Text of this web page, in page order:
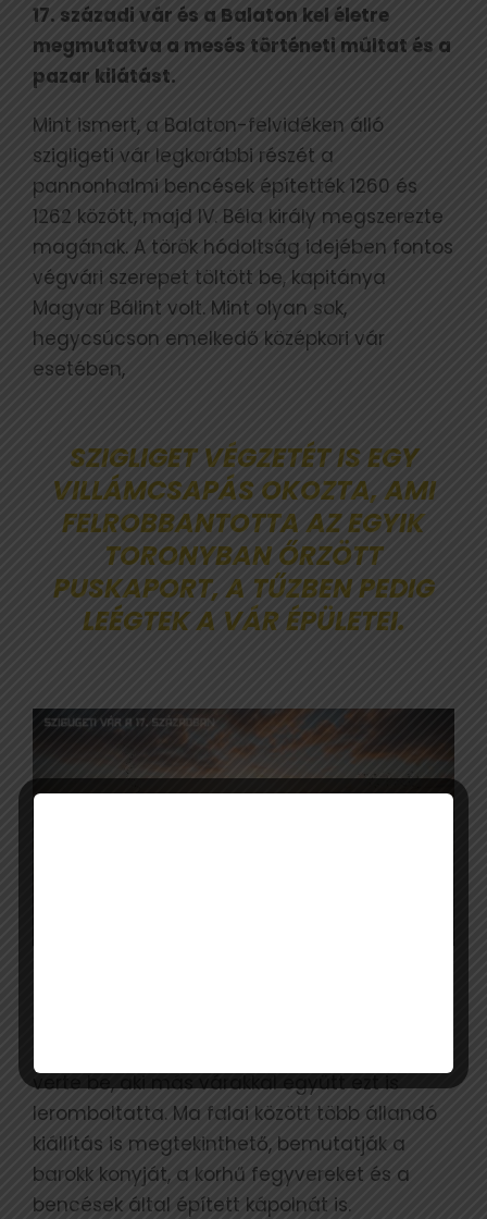
17. századi vár és a Balaton kel életre
megmutatva a mesés történeti múltat és a
pazar kilátást.
Mint ismert, a Balaton-felvidéken álló
szigligeti vár legkorábbi részét a
pannonhalmi bencések építették 1260 és
1262 között, majd IV. Béla király megszerezte
magának. A török hódoltság idejében fontos
végvári szerepet töltött be, kapitánya
Magyar Bálint volt. Mint olyan sok,
hegycsúcson emelkedő középkori vár
esetében,
SZIGLIGET VÉGZETÉT IS EGY
VILLÁMCSAPÁS OKOZTA, AMI
FELROBBANTOTTA AZ EGYIK
TORONYBAN ŐRZÖTT
PUSKAPORT, A TŰZBEN PEDIG
LEÉGTEK A VÁR ÉPÜLETEI.
verte be, aki más várakkal együtt ezt is
leromboltatta. Ma falai között több állandó
kiállítás is megtekinthető, bemutatják a
barokk konyját, a korhű fegyvereket és a
bencések által épített kápolnát is.